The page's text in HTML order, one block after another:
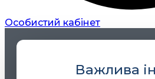
Особистий кабінет
Важлива